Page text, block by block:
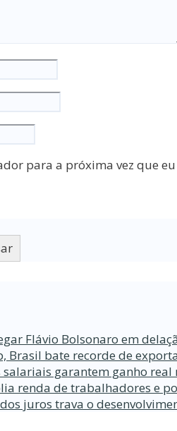
para a próxima vez que
Flávio Bolsonaro em
bate recorde de
salariais garantem ganho
renda de trabalhadores e
juros trava o